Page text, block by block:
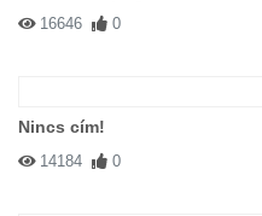
16646 0
Nincs cím!
14184 0